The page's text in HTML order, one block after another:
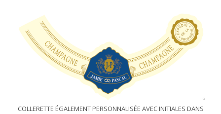
COLLERETTE ÉGALEMENT PERSONNALISÉE AVEC INITIALES DANS